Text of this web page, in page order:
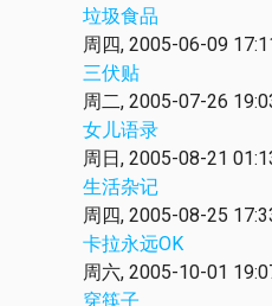
垃圾食品
周四, 2005-06-09
三伏贴
周二, 2005-07-26
女儿语录
周日, 2005-08-21
生活杂记
周四, 2005-08-25
卡拉永远OK
周六, 2005-10-01
穿筷子